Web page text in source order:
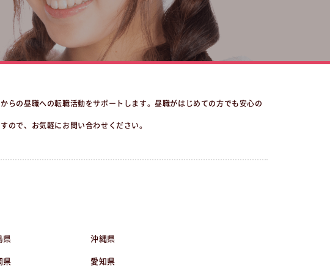
らの昼職への転職活動をサポートします。昼職がはじめての方でも安心の
ので、お気軽にお問い合わせください。
県 沖縄県
県 愛知県